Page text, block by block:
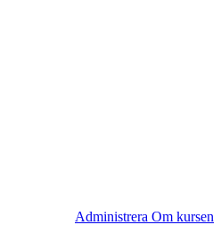
Administrera Om kursen